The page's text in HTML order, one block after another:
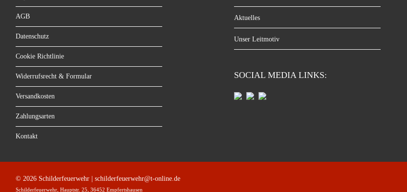
© 2026 Schilderfeuerwehr | schilderfeuerwehr@t-online.de
Schilderfeuerwehr, Hauptstr. 25, 36452 Empfertshausen
AGB
Datenschutz
Cookie Richtlinie
Widerrufsrecht & Formular
Versandkosten
Zahlungsarten
Kontakt
Aktuelles
Unser Leitmotiv
SOCIAL MEDIA LINKS: